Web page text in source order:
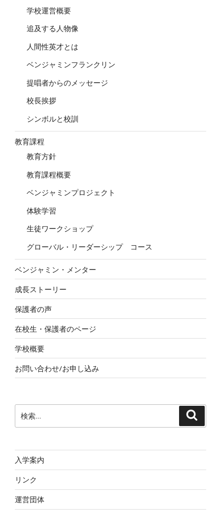
学校運営概要
追及する人物像
人間性英才とは
ベンジャミンフランクリン
提唱者からのメッセージ
校長挨拶
シンボルと校訓
教育課程
教育方針
教育課程概要
ベンジャミンプロジェクト
体験学習
生徒ワークショップ
グローバル・リーダーシップ コース
ベンジャミン・メンター
成長ストーリー
保護者の声
在校生・保護者のページ
学校概要
お問い合わせ/お申し込み
索:
入学案内
リンク
運営団体